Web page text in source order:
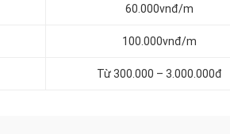
60.000vnđ/m
100.000vnđ/m
Từ 300.000 – 3.000.000đ